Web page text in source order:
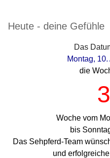
Seitenleiste
Heute - deine Gefühle
Das
Montag,
die
Woche vom
bis
Das Sehpferd-Team
und